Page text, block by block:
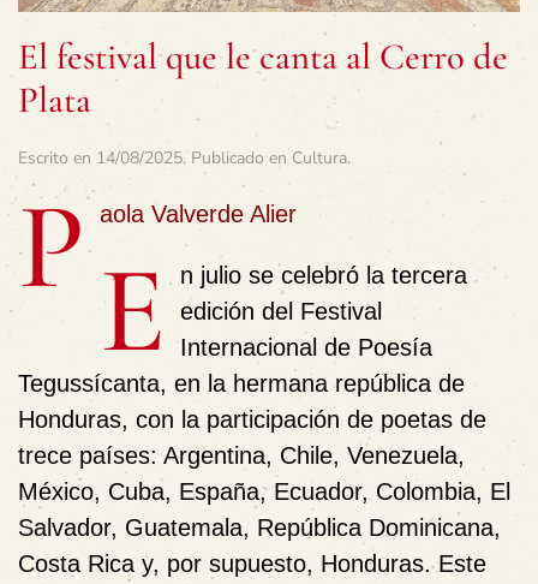
El festival que le canta al Cerro de
Plata
Escrito en 14/08/2025. Publicado en Cultura.
P aola Valverde Alier
E
n julio se celebró la tercera
edición del Festival
Internacional de Poesía
Tegussícanta, en la hermana república de
Honduras, con la participación de poetas de
trece países: Argentina, Chile, Venezuela,
México, Cuba, España, Ecuador, Colombia, El
Salvador, Guatemala, República Dominicana,
Costa Rica y, por supuesto, Honduras. Este